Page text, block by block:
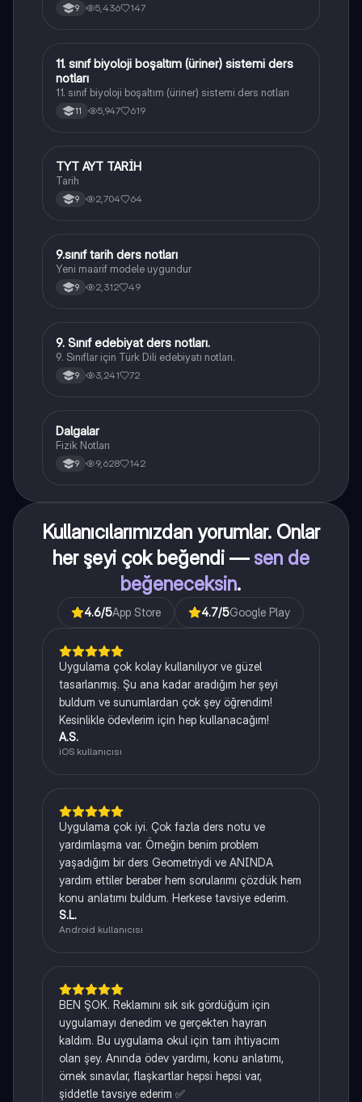
9 5,436 147
Biyoloji
11. sınıf biyoloji boşaltım (üriner) sistemi ders
notları
11. sınıf biyoloji boşaltım (üriner) sistemi ders notları
11 5,947 619
Tarih
TYT AYT TARİH
Tarih
9 2,704 64
Tarih
9.sınıf tarih ders notları
Yeni maarif modele uygundur
9 2,312 49
Türk Dili ve Edebiyatı
9. Sınıf edebiyat ders notları.
9. Sınıflar için Türk Dili edebiyatı notları.
9 3,241 72
Fizik
Dalgalar
Fizik Notları
9 9,628 142
Kullanıcılarımızdan yorumlar. Onlar
her şeyi çok beğendi — sen de
beğeneceksin.
4.6/5App Store 4.7/5Google Play
Uygulama çok kolay kullanılıyor ve güzel
tasarlanmış. Şu ana kadar aradığım her şeyi
buldum ve sunumlardan çok şey öğrendim!
Kesinlikle ödevlerim için hep kullanacağım!
A.S.
iOS kullanıcısı
Uygulama çok iyi. Çok fazla ders notu ve
yardımlaşma var. Örneğin benim problem
yaşadığım bir ders Geometriydi ve ANINDA
yardım ettiler beraber hem sorularımı çözdük hem
konu anlatımı buldum. Herkese tavsiye ederim.
S.L.
Android kullanıcısı
BEN ŞOK. Reklamını sık sık gördüğüm için
uygulamayı denedim ve gerçekten hayran
kaldım. Bu uygulama okul için tam ihtiyacım
olan şey. Anında ödev yardımı, konu anlatımı,
örnek sınavlar, flaşkartlar hepsi hepsi var,
şiddetle tavsiye ederim ✅